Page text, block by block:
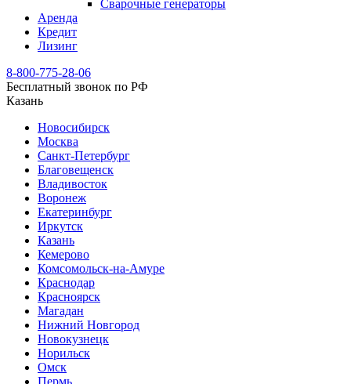
Сварочные генераторы
Аренда
Кредит
Лизинг
8-800-775-28-06
Бесплатный звонок по РФ
Казань
Новосибирск
Москва
Санкт-Петербург
Благовещенск
Владивосток
Воронеж
Екатеринбург
Иркутск
Казань
Кемерово
Комсомольск-на-Амуре
Краснодар
Красноярск
Магадан
Нижний Новгород
Новокузнецк
Норильск
Омск
Пермь